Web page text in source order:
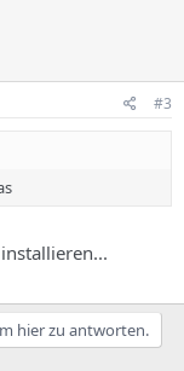
#3
hier zu antworten.